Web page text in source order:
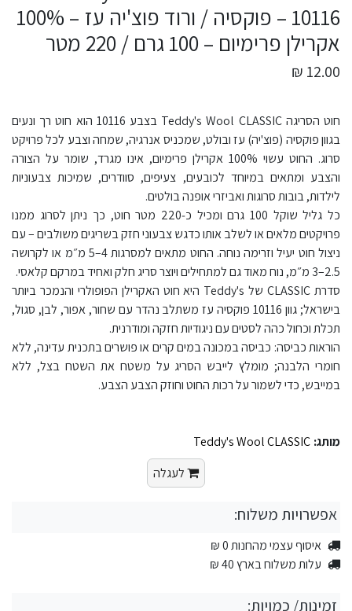
10116 – פוקסיה / ורוד פוצ'יה עז – 100%
אקרילן פרימיום – 100 גרם / 220 מטר
12.00 ₪
חוט הסריגה Teddy's Wool CLASSIC בצבע 10116 הוא חוט רך ונעים
בגוון פוקסיה (פוצ'יה) עז ובולט, שמכניס אנרגיה, שמחה וצבע לכל פרויקט
סרוג. החוט עשוי 100% אקרילן פרימיום, אינו מגרד, שומר על הצורה
והצבע ומתאים במיוחד לכובעים, צעיפים, סוודרים, שמיכות צבעוניות
לילדות, בובות סרוגות ואביזרי אופנה בולטים.
כל גליל שוקל 100 גרם ומכיל כ‑220 מטר חוט, כך ניתן לסרוג ממנו
פרויקטים מלאים או לשלב אותו כדגש צבעוני חזק בשריגים משולבים – עם
ניצול חוט יעיל וזרימה נוחה. החוט מתאים למסרגות 4–5 מ״מ או לקרושה
2.5–3 מ״מ, נוח מאוד גם למתחילים ויוצר סריג חלק ואחיד במרקם קלאסי.
סדרת CLASSIC של Teddy's היא חוט האקרילן הפופולרי והנמכר ביותר
בישראל; גוון 10116 פוקסיה עז משתלב נהדר עם שחור, אפור, לבן, סגול,
תכלת וכחול כהה לסטים עם ניגודיות חזקה ומודרנית.
הוראות כביסה: כביסה במכונה במים קרים או פושרים בתכנית עדינה, ללא
חומרי הלבנה; מומלץ לייבש הסריג על משטח את השטח בצל, ללא
במייבש, כדי לשמור על רכות החוט וחוזק הצבע הצבע.
מותג: Teddy's Wool CLASSIC
לעגלה
אפשרויות משלוח:
איסוף עצמי מהחנות 0 ₪
עלות משלוח בארץ 40 ₪
זמינות/ כמויות: